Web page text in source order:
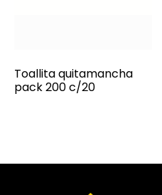
Toallita quitamancha
pack 200 c/20